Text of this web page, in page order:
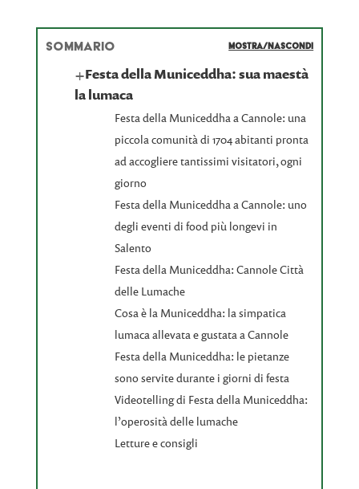
MOSTRA/NASCONDI
SOMMARIO
+Festa della Municeddha: sua maestà
la lumaca
Festa della Municeddha a Cannole: una
piccola comunità di 1704 abitanti pronta
ad accogliere tantissimi visitatori, ogni
giorno
Festa della Municeddha a Cannole: uno
degli eventi di food più longevi in
Salento
Festa della Municeddha: Cannole Città
delle Lumache
Cosa è la Municeddha: la simpatica
lumaca allevata e gustata a Cannole
Festa della Municeddha: le pietanze
sono servite durante i giorni di festa
Videotelling di Festa della Municeddha:
l’operosità delle lumache
Letture e consigli